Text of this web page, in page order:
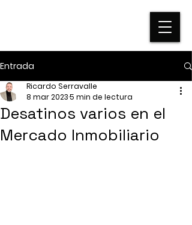
Entrada
Desatinos varios en el
Mercado Inmobiliario
Ricardo Serravalle
8 mar 20235 min de lectura